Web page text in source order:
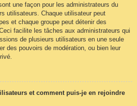
une façon pour les administrateurs du
utilisateurs. Chaque utilisateur peut
et chaque groupe peut détenir des
facilite les tâches aux administrateurs qui
de plusieurs utilisateurs en une seule
des pouvoirs de modération, ou bien leur
et comment puis-je en rejoindre